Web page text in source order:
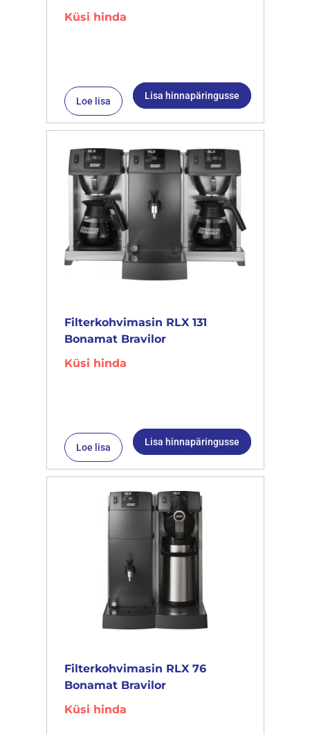
Küsi hinda
Loe lisa Lisa hinnapäringusse
Filterkohvimasin RLX 131
Bonamat Bravilor
Küsi hinda
Loe lisa Lisa hinnapäringusse
Filterkohvimasin RLX 76
Bonamat Bravilor
Küsi hinda